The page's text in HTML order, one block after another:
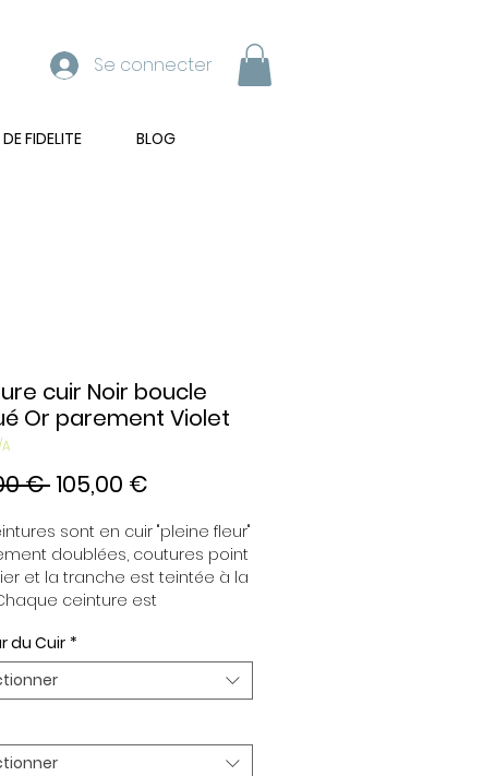
Se connecter
FIDELITE BLOG
cuir Noir boucle
Or parement Violet
€ Prix
105,00 €
sont en cuir "pleine fleur"
doublées, coutures point
et la tranche est teintée à la
ceinture est
d’associer vos ensembles
de vos envies. Toutes nos
sont en largeur 32mm.
Or ou Palladium,
de boucle Plaqué Or ou
du Cuir *